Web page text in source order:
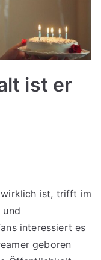
ist er
wirklich ist, trifft im
und
interessiert es
geboren